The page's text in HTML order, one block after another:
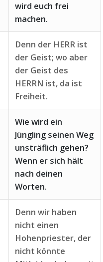
wird euch frei
machen.
Denn der HERR ist
der Geist; wo aber
der Geist des
HERRN ist, da ist
Freiheit.
Wie wird ein
Jüngling seinen Weg
unsträflich gehen?
Wenn er sich hält
nach deinen
Worten.
Denn wir haben
nicht einen
Hohenpriester, der
nicht könnte